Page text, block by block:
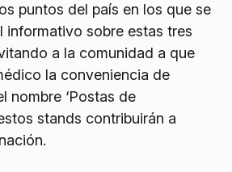
puntos del país en los que se
informativo sobre estas tres
a la comunidad a que
la conveniencia de
nombre ‘Postas de
stands contribuirán a